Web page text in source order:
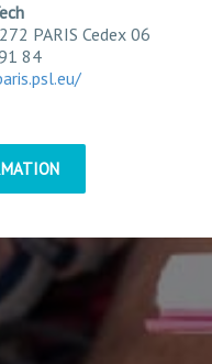
PARIS Cedex 06
84